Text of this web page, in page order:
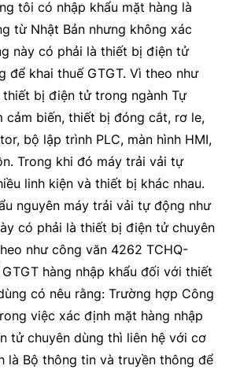
tôi có nhập khẩu mặt hàng là
từ Nhật Bản nhưng không xác
này có phải là thiết bị điện tử
để khai thuế GTGT. Vì theo như
bị điện tử trong ngành Tự
cảm biến, thiết bị đóng cắt, rơ le,
bộ lập trình PLC, màn hình HMI,
Trong khi đó máy trải vải tự
linh kiện và thiết bị khác nhau.
nguyên máy trải vải tự động như
có phải là thiết bị điện tử chuyên
như công văn 4262 TCHQ-
hàng nhập khẩu đối với thiết
có nêu rằng: Trường hợp Công
việc xác định mặt hàng nhập
tử chuyên dùng thì liên hệ với cơ
là Bộ thông tin và truyền thông để